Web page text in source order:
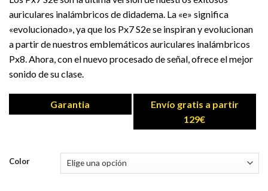
auriculares inalámbricos de didadema. La «e» significa
«evolucionado», ya que los Px7 S2e se inspiran y evolucionan
a partir de nuestros emblemáticos auriculares inalámbricos
Px8. Ahora, con el nuevo procesado de señal, ofrece el mejor
sonido de su clase.
Garantia
Envío gratis a partir
129€
Color